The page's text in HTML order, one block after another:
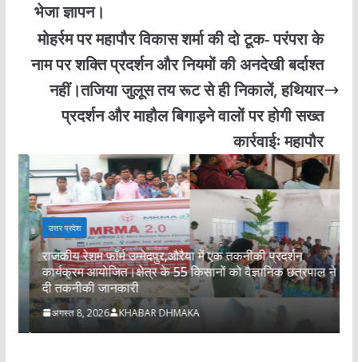
भेजा ज्ञापन।
मोहर्रम पर महापौर विकास शर्मा की दो टूक- परंपरा के
नाम पर शक्ति प्रदर्शन और नियमों की अनदेखी बर्दाश्त
नहीं।तजिया जुलूस तय रूट से ही निकालें, हथियार
प्रदर्शन और माहौल बिगाड़ने वालों पर होगी सख्त
कार्रवाईः महापौर
उत्तर प्रदेश
राजकीय रेशम फॉर्म उम्मेदपुर,औरैया में एक तकनीकी प्रदर्शन
कार्यक्रम आयोजित।क्षेत्र के 55 किसानों को वैज्ञानिक छत्रपाल ने
दी तकनीकी जानकारी
अगस्त 8, 2026 KHABAR DHMAKA